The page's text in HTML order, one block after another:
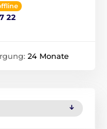
22
24 Monate